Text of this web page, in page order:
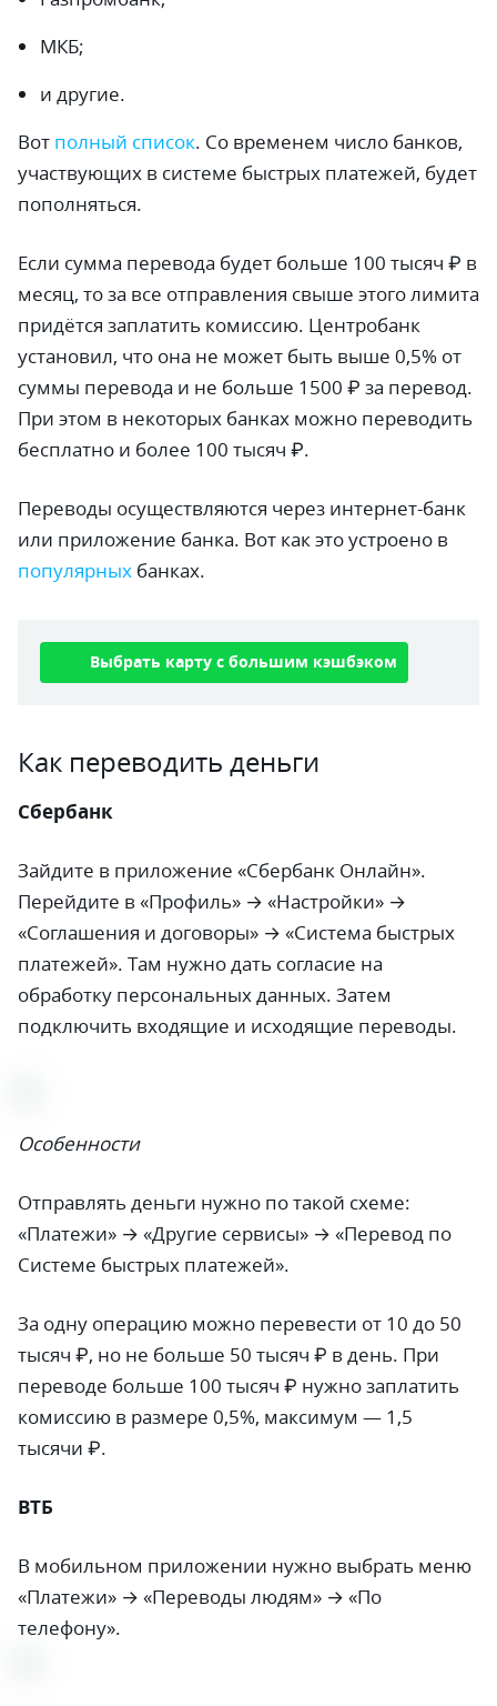
МКБ;
и другие.
Вот полный список. Со временем число банков,
участвующих в системе быстрых платежей, будет
пополняться.
Если сумма перевода будет больше 100 тысяч ₽ в
месяц, то за все отправления свыше этого лимита
придётся заплатить комиссию. Центробанк
установил, что она не может быть выше 0,5% от
суммы перевода и не больше 1500 ₽ за перевод.
При этом в некоторых банках можно переводить
бесплатно и более 100 тысяч ₽.
Переводы осуществляются через интернет-банк
или приложение банка. Вот как это устроено в
популярных банках.
Выбрать карту с большим кэшбэком
Как переводить деньги
Сбербанк
Зайдите в приложение «Сбербанк Онлайн».
Перейдите в «Профиль» → «Настройки» →
«Соглашения и договоры» → «Система быстрых
платежей». Там нужно дать согласие на
обработку персональных данных. Затем
подключить входящие и исходящие переводы.
Особенности
Отправлять деньги нужно по такой схеме:
«Платежи» → «Другие сервисы» → «Перевод по
Системе быстрых платежей».
За одну операцию можно перевести от 10 до 50
тысяч ₽, но не больше 50 тысяч ₽ в день. При
переводе больше 100 тысяч ₽ нужно заплатить
комиссию в размере 0,5%, максимум — 1,5
тысячи ₽.
ВТБ
В мобильном приложении нужно выбрать меню
«Платежи» → «Переводы людям» → «По
телефону».